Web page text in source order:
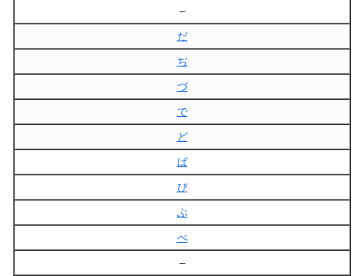
–
だ
ぢ
づ
で
ど
ば
び
ぶ
べ
–